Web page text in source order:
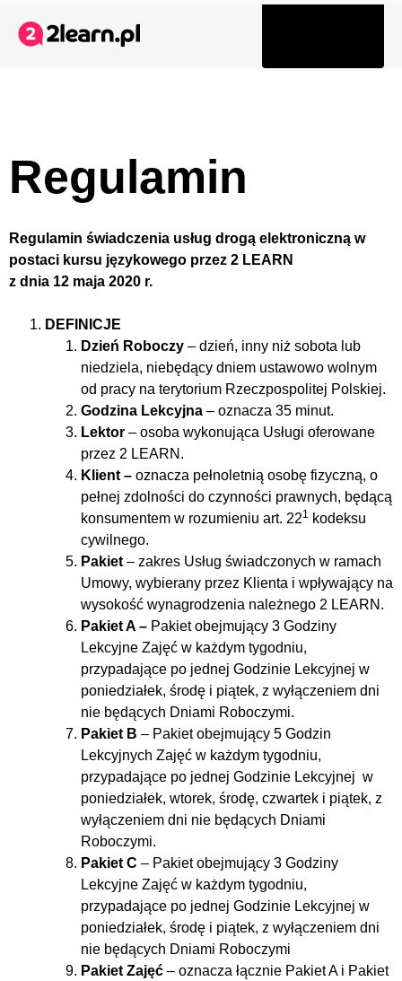
Regulamin
Regulamin świadczenia usług drogą elektroniczną w
postaci kursu językowego przez 2 LEARN
z dnia 12 maja 2020 r.
DEFINICJE
Dzień Roboczy – dzień, inny niż sobota lub
niedziela, niebędący dniem ustawowo wolnym
od pracy na terytorium Rzeczpospolitej Polskiej.
Godzina Lekcyjna – oznacza 35 minut.
Lektor – osoba wykonująca Usługi oferowane
przez 2 LEARN.
Klient – oznacza pełnoletnią osobę fizyczną, o
pełnej zdolności do czynności prawnych, będącą
konsumentem w rozumieniu art. 221 kodeksu
cywilnego.
Pakiet – zakres Usług świadczonych w ramach
Umowy, wybierany przez Klienta i wpływający na
wysokość wynagrodzenia należnego 2 LEARN.
Pakiet A – Pakiet obejmujący 3 Godziny
Lekcyjne Zajęć w każdym tygodniu,
przypadające po jednej Godzinie Lekcyjnej w
poniedziałek, środę i piątek, z wyłączeniem dni
nie będących Dniami Roboczymi.
Pakiet B – Pakiet obejmujący 5 Godzin
Lekcyjnych Zajęć w każdym tygodniu,
przypadające po jednej Godzinie Lekcyjnej w
poniedziałek, wtorek, środę, czwartek i piątek, z
wyłączeniem dni nie będących Dniami
Roboczymi.
Pakiet C – Pakiet obejmujący 3 Godziny
Lekcyjne Zajęć w każdym tygodniu,
przypadające po jednej Godzinie Lekcyjnej w
poniedziałek, środę i piątek, z wyłączeniem dni
nie będących Dniami Roboczymi
Pakiet Zajęć – oznacza łącznie Pakiet A i Pakiet